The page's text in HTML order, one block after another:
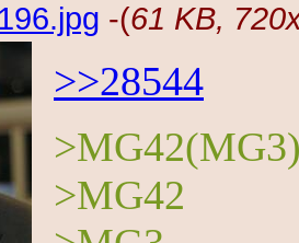
-(61 KB,
>>28544
>MG42